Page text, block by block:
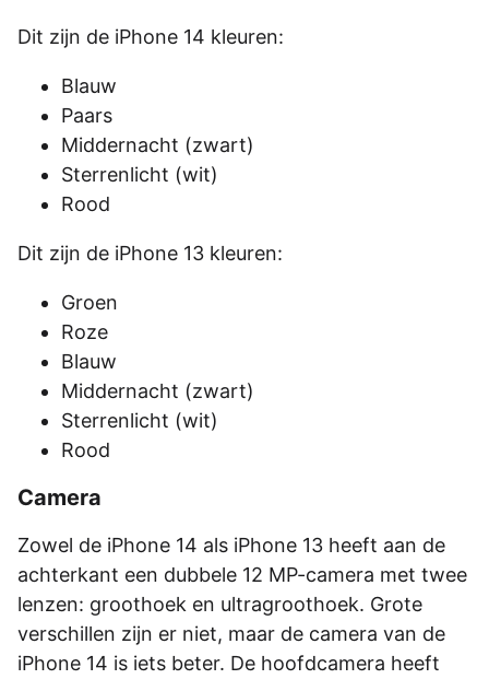
Dit zijn de iPhone 14 kleuren:
Blauw
Paars
Middernacht (zwart)
Sterrenlicht (wit)
Rood
Dit zijn de iPhone 13 kleuren:
Groen
Roze
Blauw
Middernacht (zwart)
Sterrenlicht (wit)
Rood
Camera
Zowel de iPhone 14 als iPhone 13 heeft aan de
achterkant een dubbele 12 MP-camera met twee
lenzen: groothoek en ultragroothoek. Grote
verschillen zijn er niet, maar de camera van de
iPhone 14 is iets beter. De hoofdcamera heeft